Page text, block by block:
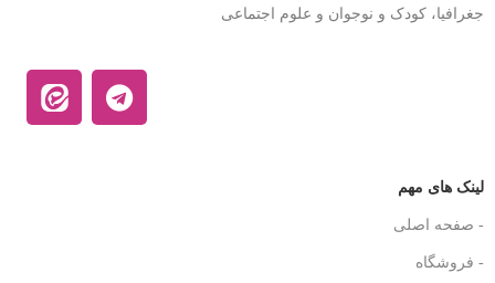
جغرافیا، کودک و نوجوان و علوم اجتماعی
لینک های مهم
- صفحه اصلی
- فروشگاه